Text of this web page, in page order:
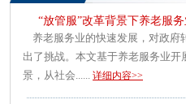
“放管服”改革背景下养老服
养老服务业的快速发展，对政府
出了挑战。本文基于养老服务业开
景，从社会...... 详细内容>>